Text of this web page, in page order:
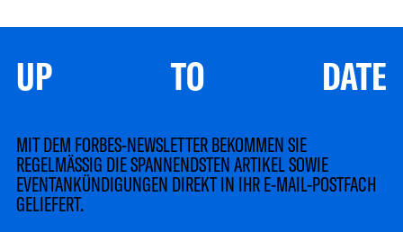
UP TO DATE
MIT DEM FORBES-NEWSLETTER BEKOMMEN SIE
REGELMÄSSIG DIE SPANNENDSTEN ARTIKEL SOWIE
EVENTANKÜNDIGUNGEN DIREKT IN IHR E-MAIL-POSTFACH
GELIEFERT.